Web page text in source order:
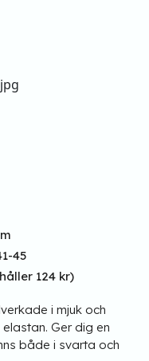
45
124 kr)
i mjuk och
Ger dig en
både i svarta och